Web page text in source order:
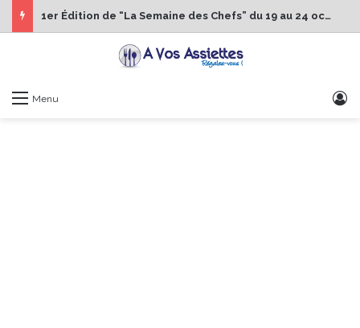
1er Édition de “La Semaine des Chefs” du 19 au 24 octobre 2026
Menu